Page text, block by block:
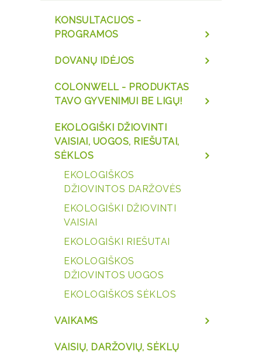
KONSULTACIJOS -
PROGRAMOS
DOVANŲ IDĖJOS
COLONWELL - PRODUKTAS
TAVO GYVENIMUI BE LIGŲ!
EKOLOGIŠKI DŽIOVINTI
VAISIAI, UOGOS, RIEŠUTAI,
SĖKLOS
EKOLOGIŠKOS
DŽIOVINTOS DARŽOVĖS
EKOLOGIŠKI DŽIOVINTI
VAISIAI
EKOLOGIŠKI RIEŠUTAI
EKOLOGIŠKOS
DŽIOVINTOS UOGOS
EKOLOGIŠKOS SĖKLOS
VAIKAMS
VAISIŲ, DARŽOVIŲ, SĖKLŲ